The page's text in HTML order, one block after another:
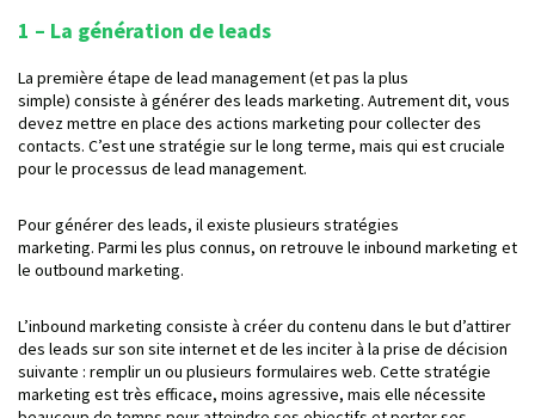
1 – La génération de leads
La première étape de lead management (et pas la plus
simple) consiste à générer des leads marketing. Autrement dit, vous
devez mettre en place des actions marketing pour collecter des
contacts. C’est une stratégie sur le long terme, mais qui est cruciale
pour le processus de lead management.
Pour générer des leads, il existe plusieurs stratégies
marketing. Parmi les plus connus, on retrouve le inbound marketing et
le outbound marketing.
L’inbound marketing consiste à créer du contenu dans le but d’attirer
des leads sur son site internet et de les inciter à la prise de décision
suivante : remplir un ou plusieurs formulaires web. Cette stratégie
marketing est très efficace, moins agressive, mais elle nécessite